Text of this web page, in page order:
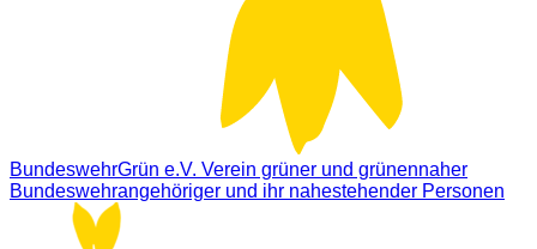
BundeswehrGrün e.V. Verein grüner und grünennaher
Bundeswehrangehöriger und ihr nahestehender Personen